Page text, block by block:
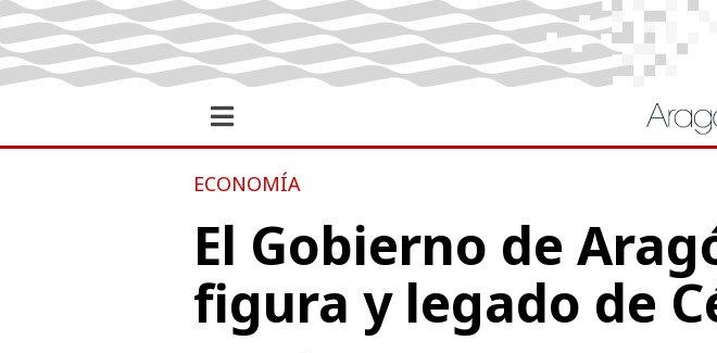
ECONOMÍA
El Gobierno de
figura y legado de